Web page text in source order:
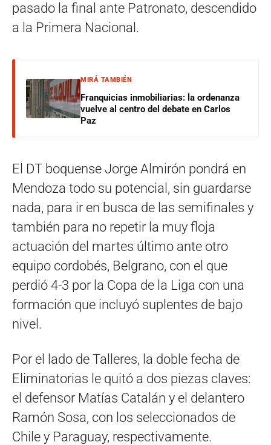
pasado la final ante Patronato, descendido
a la Primera Nacional.
MIRÁ TAMBIÉN
Franquicias inmobiliarias: la ordenanza
vuelve al centro del debate en Carlos
Paz
El DT boquense Jorge Almirón pondrá en
Mendoza todo su potencial, sin guardarse
nada, para ir en busca de las semifinales y
también para no repetir la muy floja
actuación del martes último ante otro
equipo cordobés, Belgrano, con el que
perdió 4-3 por la Copa de la Liga con una
formación que incluyó suplentes de bajo
nivel.
Por el lado de Talleres, la doble fecha de
Eliminatorias le quitó a dos piezas claves:
el defensor Matías Catalán y el delantero
Ramón Sosa, con los seleccionados de
Chile y Paraguay, respectivamente.